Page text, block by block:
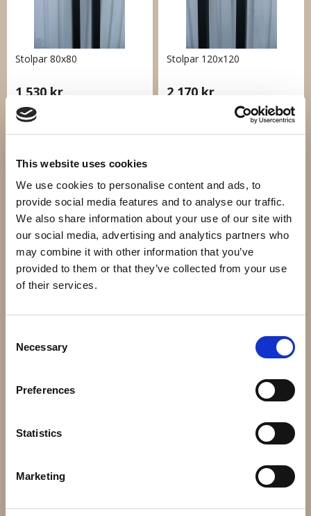
This website uses cookies
We use cookies to personalise content and ads, to
provide social media features and to analyse our traffic.
We also share information about your use of our site with
our social media, advertising and analytics partners who
may combine it with other information that you’ve
provided to them or that they’ve collected from your use
of their services.
Selection
Necessary
Preferences
Statistics
Marketing
Stolpar 80x80
1 530 kr
Info
Stolpar 120x120
2 170 kr
Köp
Dubbelgrind Optimo OP2
motor
11 400 kr 12 280 kr